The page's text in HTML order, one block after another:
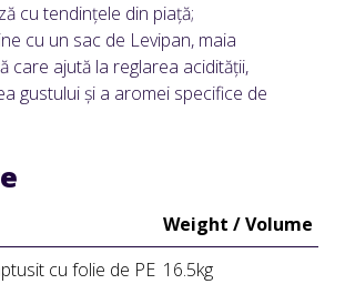
cu tendințele din piață;
cu un sac de Levipan, maia
care ajută la reglarea acidității,
gustului și a aromei specifice de
Weight / Volume
cu folie de PE 16.5kg